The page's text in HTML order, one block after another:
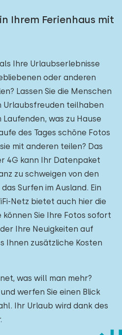
Ihrem Ferienhaus mit
Ihre Urlaubserlebnisse
oder anderen
Lassen Sie die Menschen
Urlaubsfreuden teilhaben
was zu Hause
des Tages schöne Fotos
mit anderen teilen? Das
4G kann Ihr Datenpaket
zu schweigen von den
Surfen im Ausland. Ein
Netz bietet auch hier die
können Sie Ihre Fotos sofort
Ihre Neuigkeiten auf
Ihnen zusätzliche Kosten
was will man mehr?
werfen Sie einen Blick
Ihr Urlaub wird dank des